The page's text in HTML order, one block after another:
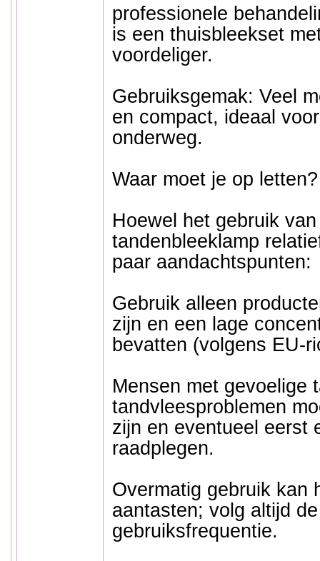
professionele
is een thuisbleekset
voordeliger.
Gebruiksgemak: Veel
en compact, ideaal
onderweg.
Waar moet je op letten?
Hoewel het gebruik
tandenbleeklamp
paar aandachtspunten:
Gebruik alleen
zijn en een lage
bevatten (volgens EU-
Mensen met gevoelige
tandvleesproblemen
zijn en eventueel eerst
raadplegen.
Overmatig gebruik kan
aantasten; volg altijd
gebruiksfrequentie.